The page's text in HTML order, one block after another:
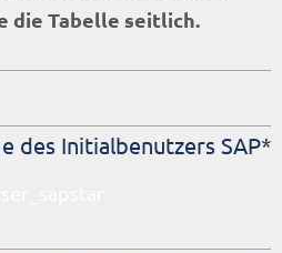
die Tabelle seitlich.
des Initialbenutzers SAP*